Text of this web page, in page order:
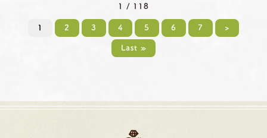
1 / 118
1 2 3 4 5 6 7 >
Last »